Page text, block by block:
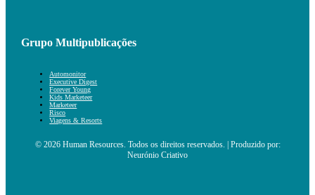
Grupo Multipublicações
Automonitor
Executive Digest
Forever Young
Kids Marketeer
Marketeer
Risco
Viagens & Resorts
© 2026 Human Resources. Todos os direitos reservados. | Produzido por:
Neurónio Criativo